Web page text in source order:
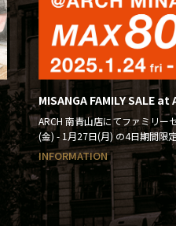
MISANGA FAMILY SALE at
ARCH 南青山店にてファミリー
(金) - 1月27日(月) の4日期間限
INFORMATION